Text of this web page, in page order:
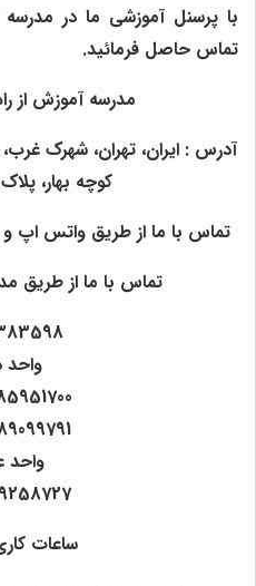
با پرسنل آموزشی ما در مدرسه
تماس حاصل فرمائید.
مدرسه آموزش از
آدرس : ایران، تهران، شهرک غرب،
کوچه بهار، پلاک 22، طبقه اول
تماس با ما از طریق واتس اپ و تلگرام
تماس با ما از طریق مدرسه:
واحد
ساعات